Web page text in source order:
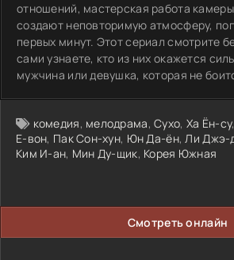
отношений, мастерская работа
создают неповторимую атмосферу,
первых минут. Этот сериал смотрите
сами узнаете, кто из них окажется
мужчина или девушка, которая не
комедия, мелодрама,Сухо, Ха Ён-су,
Е-вон, Пак Сон-хун, Юн Да-ён,Ли Джэ-
Ким И-ан, Мин Ду-щик, Корея Южная
Смотреть онлайн